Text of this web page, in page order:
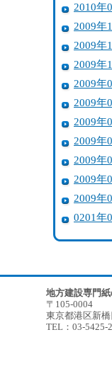
2010年
2009年
2009年
2009年
2009年
2009年
2009年
2009年
2009年
2009年
2009年
0201年
地方建設専門
〒105-0004
東京都港区新
TEL：03-5425-